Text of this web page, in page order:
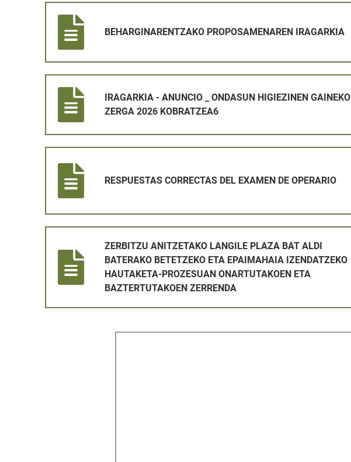
BEHARGINARENTZAKO PROPOSAMENAREN IRAGARKIA
IRAGARKIA - ANUNCIO _ ONDASUN HIGIEZINEN GAINEKO
ZERGA 2026 KOBRATZEA6
RESPUESTAS CORRECTAS DEL EXAMEN DE OPERARIO
ZERBITZU ANITZETAKO LANGILE PLAZA BAT ALDI
BATERAKO BETETZEKO ETA EPAIMAHAIA IZENDATZEKO
HAUTAKETA-PROZESUAN ONARTUTAKOEN ETA
BAZTERTUTAKOEN ZERRENDA